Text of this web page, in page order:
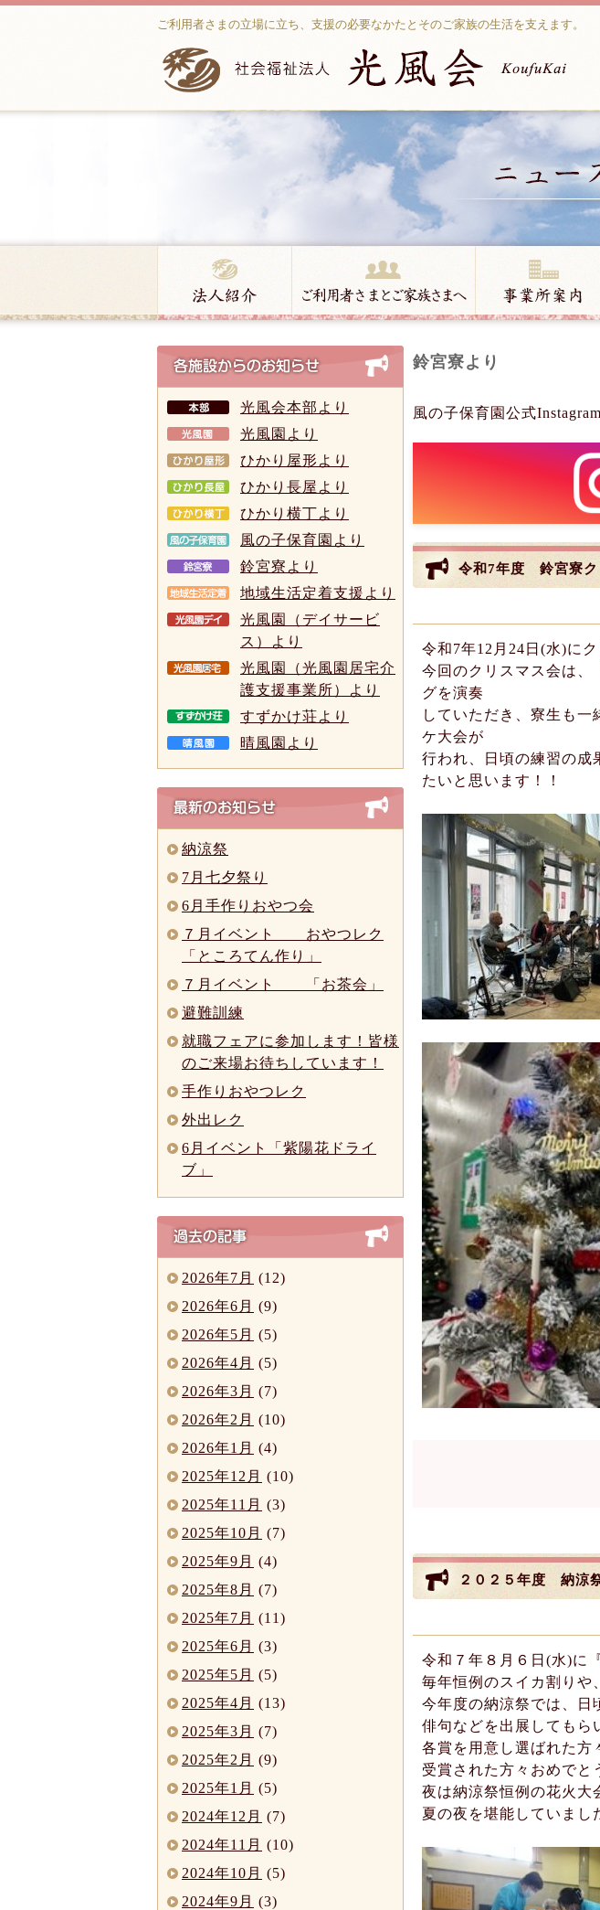
ご利用者さまの立場に立ち、支援の必要なかたとそのご家族の生活を支えます。
光風会本部より
光風園より
ひかり屋形より
ひかり長屋より
ひかり横丁より
風の子保育園より
鈴宮寮より
地域生活定着支援より
光風園（デイサービ
ス）より
光風園（光風園居宅介
護支援事業所）より
すずかけ荘より
晴風園より
納涼祭
7月七夕祭り
6月手作りおやつ会
７月イベント おやつレク
「ところてん作り」
７月イベント 「お茶会」
避難訓練
就職フェアに参加します！皆様
のご来場お待ちしています！
手作りおやつレク
外出レク
6月イベント「紫陽花ドライ
ブ」
2026年7月 (12)
2026年6月 (9)
2026年5月 (5)
2026年4月 (5)
2026年3月 (7)
2026年2月 (10)
2026年1月 (4)
2025年12月 (10)
2025年11月 (3)
2025年10月 (7)
2025年9月 (4)
2025年8月 (7)
2025年7月 (11)
2025年6月 (3)
2025年5月 (5)
2025年4月 (13)
2025年3月 (7)
2025年2月 (9)
2025年1月 (5)
2024年12月 (7)
2024年11月 (10)
2024年10月 (5)
2024年9月 (3)
鈴宮寮より
風の子保育園公式Instagram
令和7年度 鈴宮寮ク
令和7年12月24日(水)に
今回のクリスマス会は、
グを演奏
していただき、寮生も
ケ大会が
行われ、日頃の練習の成
たいと思います！！
２０２５年度 納涼
令和７年８月６日(水)に
毎年恒例のスイカ割りや
今年度の納涼祭では、日
俳句などを出展してもら
各賞を用意し選ばれた方
受賞された方々おめでと
夜は納涼祭恒例の花火大
夏の夜を堪能していまし